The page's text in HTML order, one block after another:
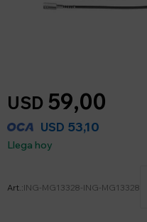
USD 59,00
USD 53,10
Llega hoy
ING-MG13328-ING-MG13328